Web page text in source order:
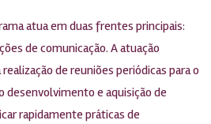
atua em duas frentes principais:
de comunicação. A atuação
de reuniões periódicas para o
desenvolvimento e aquisição de
rapidamente práticas de